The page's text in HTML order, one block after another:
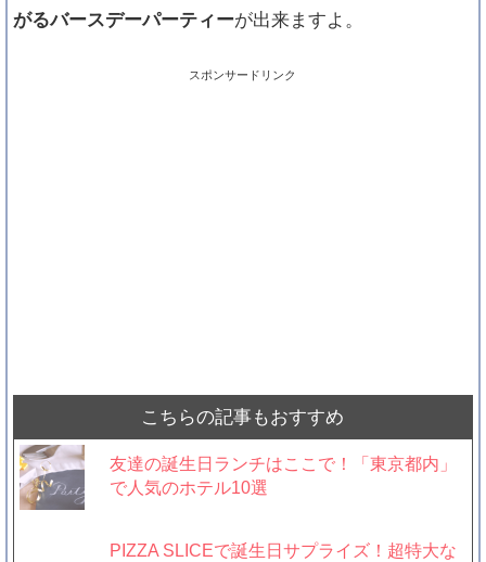
がるバースデーパーティーが出来ますよ。
スポンサードリンク
こちらの記事もおすすめ
友達の誕生日ランチはここで！「東京都内」
で人気のホテル10選
PIZZA SLICEで誕生日サプライズ！超特大な